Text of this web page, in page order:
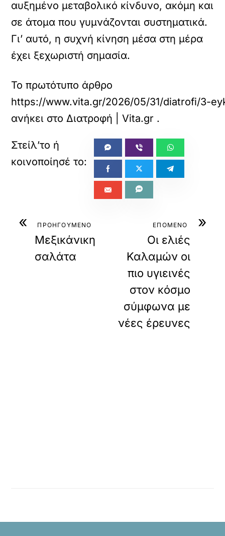
αυξημένο μεταβολικό κίνδυνο, ακόμη και
σε άτομα που γυμνάζονται συστηματικά.
Γι’ αυτό, η συχνή κίνηση μέσα στη μέρα
έχει ξεχωριστή σημασία.
Το πρωτότυπο άρθρο
https://www.vita.gr/2026/05/31/diatrofi/3-
ανήκει στο Διατροφή | Vita.gr .
« ΠΡΟΗΓΟΥΜΕΝΟ
Μεξικάνικη
σαλάτα
»
ΕΠΟΜΕΝΟ
Οι ελιές
Καλαμών οι
πιο υγιεινές
στον κόσμο
σύμφωνα με
νέες έρευνες